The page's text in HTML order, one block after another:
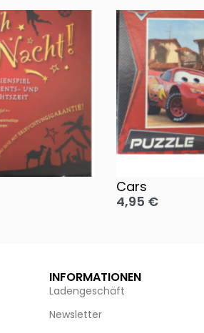
Cars
4,95 €
INFORMATIONEN
Ladengeschäft
Newsletter